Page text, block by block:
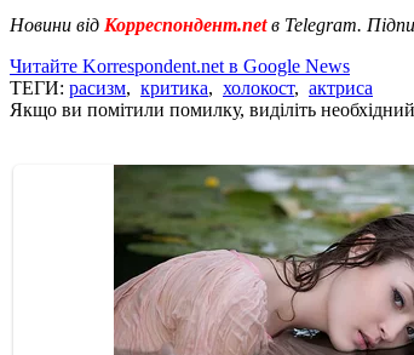
Новини від Корреспондент.netв Telegram.
Читайте Korrespondent.net в Google News
ТЕГИ: расизм, критика, холокост, актриса
Якщо ви помітили помилку, виділіть